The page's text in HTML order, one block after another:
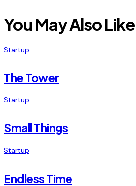
You May Also Like
Startup
The Tower
Startup
Small Things
Startup
Endless Time